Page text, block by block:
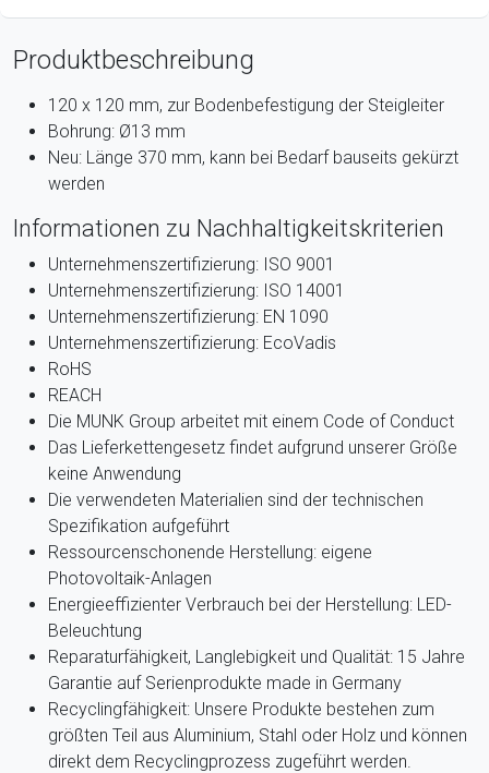
Produktbeschreibung
120 x 120 mm, zur Bodenbefestigung der Steigleiter
Bohrung: Ø13 mm
Neu: Länge 370 mm, kann bei Bedarf bauseits gekürzt
werden
Informationen zu Nachhaltigkeitskriterien
Unternehmenszertifizierung: ISO 9001
Unternehmenszertifizierung: ISO 14001
Unternehmenszertifizierung: EN 1090
Unternehmenszertifizierung: EcoVadis
RoHS
REACH
Die MUNK Group arbeitet mit einem Code of Conduct
Das Lieferkettengesetz findet aufgrund unserer Größe
keine Anwendung
Die verwendeten Materialien sind der technischen
Spezifikation aufgeführt
Ressourcenschonende Herstellung: eigene
Photovoltaik-Anlagen
Energieeffizienter Verbrauch bei der Herstellung: LED-
Beleuchtung
Reparaturfähigkeit, Langlebigkeit und Qualität: 15 Jahre
Garantie auf Serienprodukte made in Germany
Recyclingfähigkeit: Unsere Produkte bestehen zum
größten Teil aus Aluminium, Stahl oder Holz und können
direkt dem Recyclingprozess zugeführt werden.